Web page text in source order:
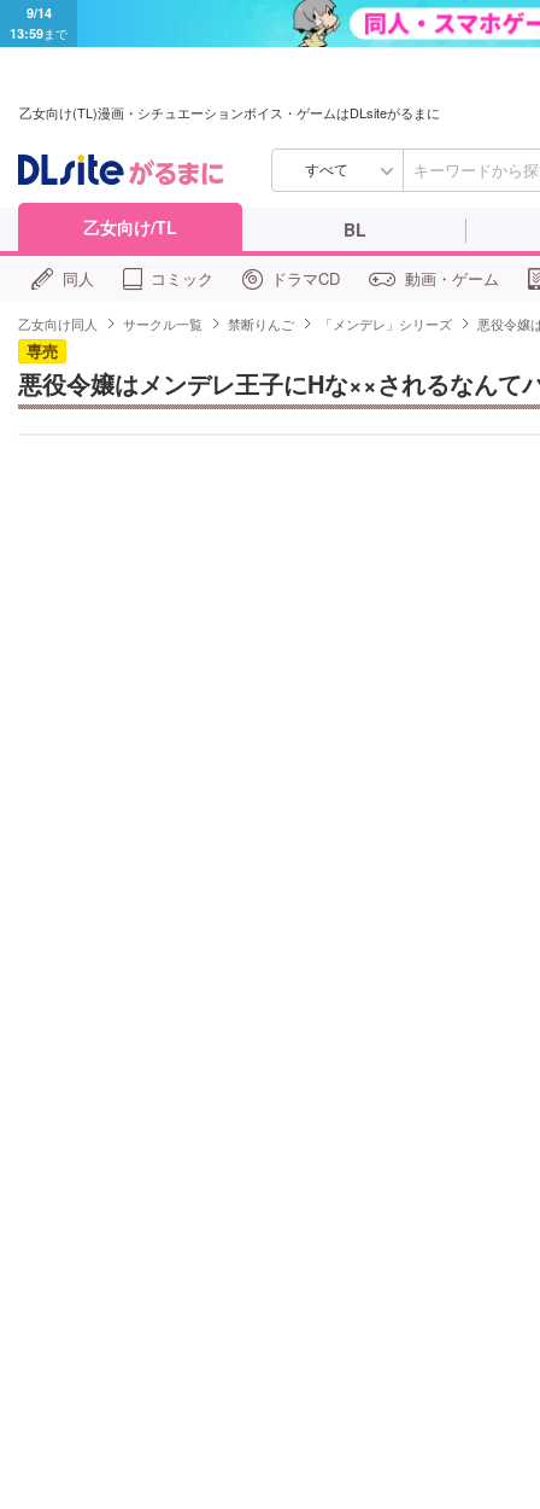
9/14
13:59まで
乙女向け(TL)漫画・シチュエーションボイス・ゲームはDLsiteがるまに
すべて
乙女向け/TL BL
同人 コミック ドラマCD 動画・ゲーム
乙女向け同人 サークル一覧 禁断りんご 「メンデレ」シリーズ 悪役令嬢
専売
悪役令嬢はメンデレ王子にHな××されるなんて